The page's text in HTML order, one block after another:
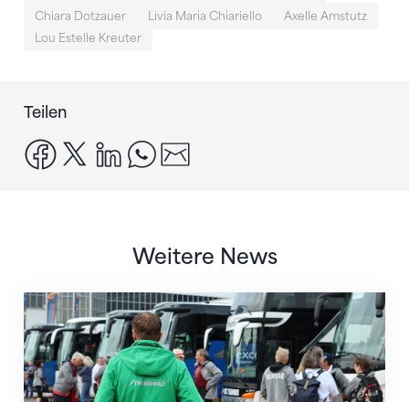
Chiara Dotzauer
Livia Maria Chiariello
Axelle Amstutz
Lou Estelle Kreuter
Teilen
facebook
x linkedinwhatsapp
Weitere News
Twerenbold wird offizieller Reisepartner des STV